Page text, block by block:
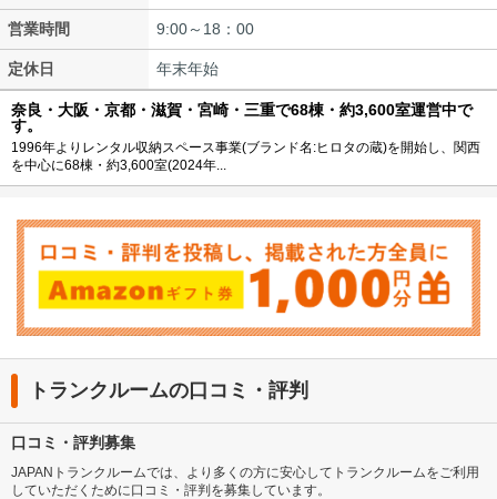
営業時間 9:00～18：00
定休日 年末年始
奈良・大阪・京都・滋賀・宮崎・三重で68棟・約3,600室運営中で
す。
1996年よりレンタル収納スペース事業(ブランド名:ヒロタの蔵)を開始し、関西
を中心に68棟・約3,600室(2024年...
トランクルームの口コミ・評判
口コミ・評判募集
JAPANトランクルームでは、より多くの方に安心してトランクルームをご利用
していただくために口コミ・評判を募集しています。